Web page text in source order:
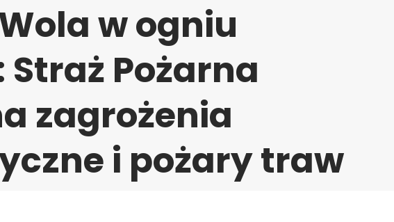
w ogniu
Pożarna
zagrożenia
i pożary traw